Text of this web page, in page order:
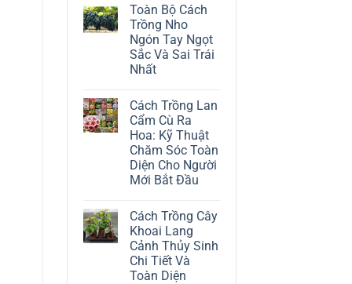
Kỹ
Thuật
Chăm
Sóc
Lá
Bạc
Tinh
bình
luận
Cách
Trồng
Địa
Lan
Hướng
Dẫn
Chi
Tiết
Trồng
Và
Chăm
Sóc
A-
Toàn Bộ Cách
Trồng Nho
Ngón Tay Ngọt
Sắc Và Sai Trái
Nhất
bình
luận
ở
Toàn
Bộ
Cách
Trồng
Nho
Ngón
Sắc
Và
Sai
Trái
Nhất
Cách Trồng Lan
Cẩm Cù Ra
Hoa: Kỹ Thuật
Chăm Sóc Toàn
Diện Cho Người
Mới Bắt Đầu
bình
luận
ở
Cách
Trồng
Lan
Cẩm
Cách Trồng Cây
Khoai Lang
Cảnh Thủy Sinh
Chi Tiết Và
Toàn Diện